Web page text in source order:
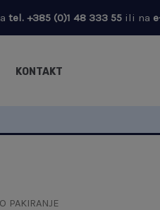
tel. +385 (0)1 48 333 55 ili na
KONTAKT
PAKIRANJE